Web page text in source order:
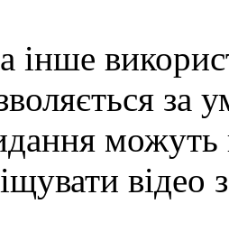
інше
можуть
відео